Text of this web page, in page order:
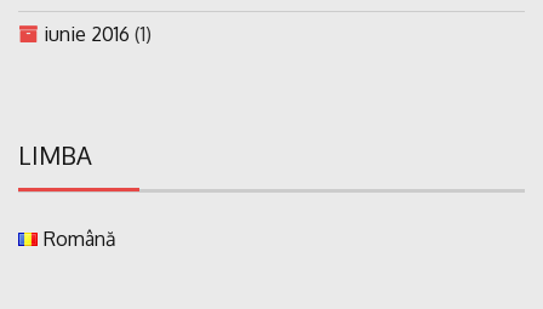
iunie 2016 (1)
LIMBA
Română